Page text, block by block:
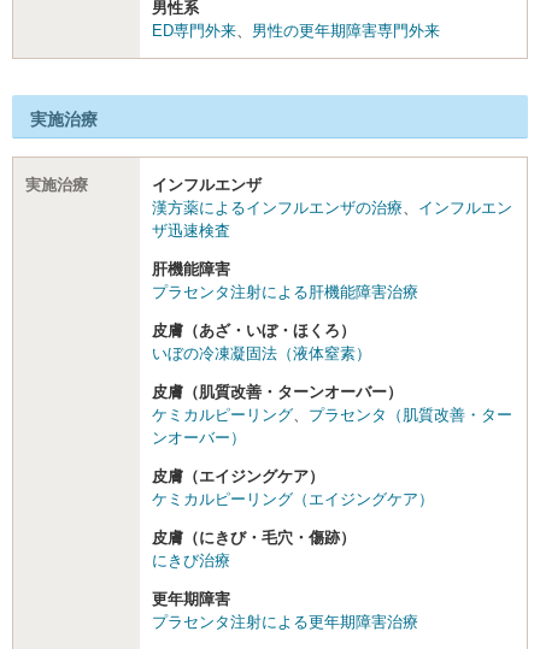
男性系
ED専門外来
男性の更年期障害専門外来
実施治療
実施治療
インフルエンザ
漢方薬によるインフルエンザの治療
インフルエン
ザ迅速検査
肝機能障害
プラセンタ注射による肝機能障害治療
皮膚（あざ・いぼ・ほくろ）
いぼの冷凍凝固法（液体窒素）
皮膚（肌質改善・ターンオーバー）
ケミカルピーリング
プラセンタ（肌質改善・ター
ンオーバー）
皮膚（エイジングケア）
ケミカルピーリング（エイジングケア）
皮膚（にきび・毛穴・傷跡）
にきび治療
更年期障害
プラセンタ注射による更年期障害治療